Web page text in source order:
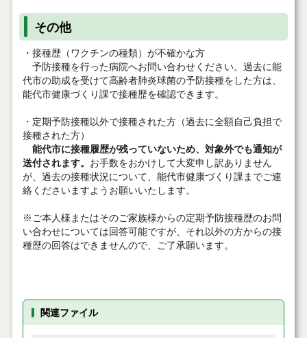
その他
・接種歴（ワクチンの種類）が不確かな方
予防接種を行った病院へお問い合わせください。過去に能
代市の助成を受けて高齢者肺炎球菌の予防接種をした方は、
能代市健康づくり課で接種歴を確認できます。
・定期予防接種以外で接種された方（過去に全額自己負担で
接種された方）
能代市に接種履歴が残っていないため、対象外でも通知が
送付されます。 お手数をおかけして大変申し訳ありません
が、過去の接種状況について、能代市健康づくり課までご連
絡くださいますようお願いいたします。
※ご本人様またはそのご家族様からの定期予防接種歴のお問
い合わせについては回答可能ですが、それ以外の方からの接
種歴の回答はできませんので、ご了承願います。
関連ファイル